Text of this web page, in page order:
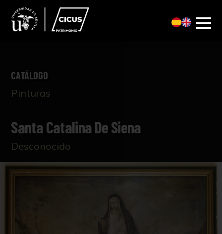
CATÁLOGO
Pinturas
Santa Catalina De Siena
Desconocido